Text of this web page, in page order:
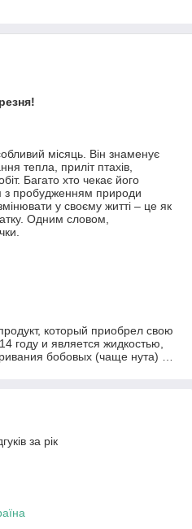
місяць. Він знаменує
тепла, приліт птахів,
Багато хто чекає його
з пробудженням природи
у своєму житті – це як
Одним словом,
который приобрел свою
году и является жидкостью,
бобовых (чаще нута) …
за рік